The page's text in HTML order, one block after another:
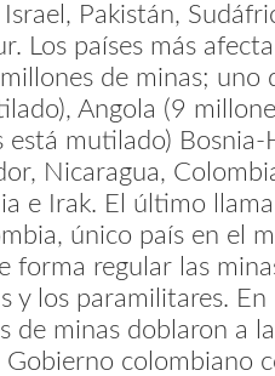
Pakistán,
Los países más
de minas; uno
Angola (9
mutilado) Bosnia-
Nicaragua,
e Irak. El último
único país en el
forma regular las
y los paramilitares.
de minas doblaron a
colombiano